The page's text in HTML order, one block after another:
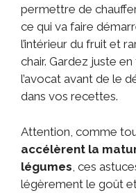
permettre de
ce qui va faire
l’intérieur du fruit et
chair. Gardez juste
l’avocat avant de le
dans vos recettes.
Attention, comme
accélèrent la
légumes , ces
légèrement le goût